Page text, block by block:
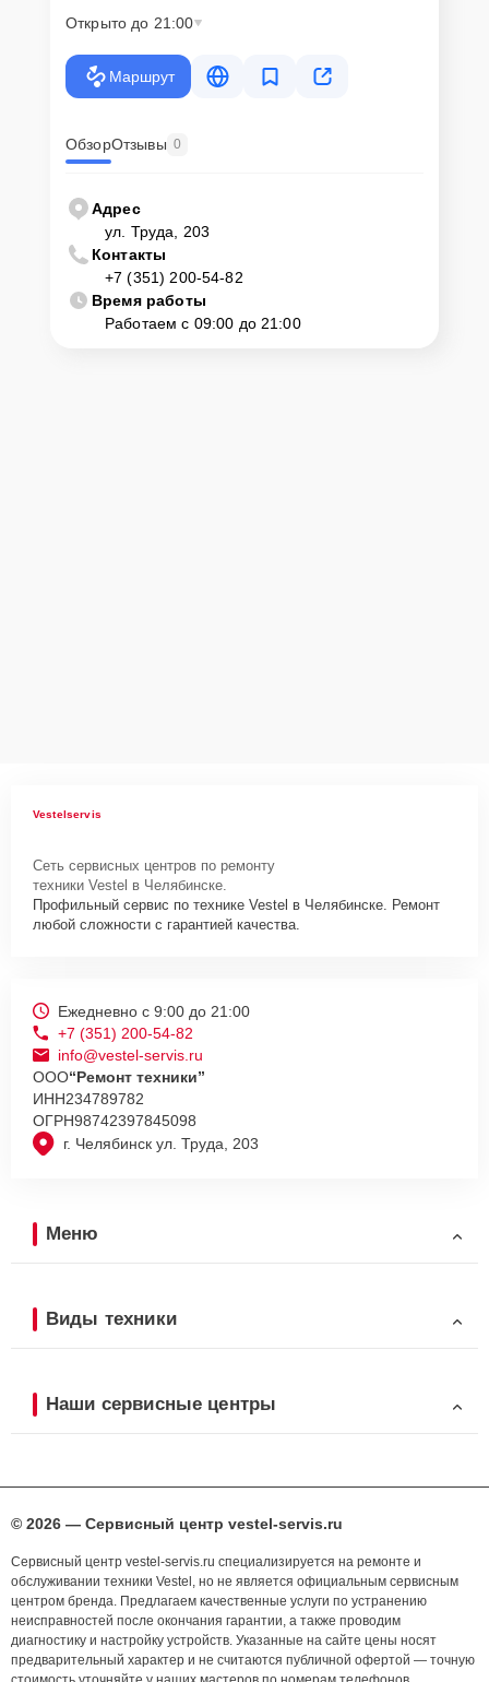
Открыто до 21:00
Маршрут
ОбзорОтзывы 0
Адрес
ул. Труда, 203
Контакты
+7 (351) 200-54-82
Время работы
Работаем с 09:00 до 21:00
Vestelservis
Сеть сервисных центров по ремонту
техники Vestel в Челябинске.
Профильный сервис по технике Vestel в Челябинске. Ремонт
любой сложности с гарантией качества.
г. Челябинск ул. Труда, 203
Ежедневно с 9:00 до 21:00
+7 (351) 200-54-82
info@vestel-servis.ru
ООО“Ремонт техники”
ИНН234789782
ОГРН98742397845098
Меню
Виды техники
Наши сервисные центры
© 2026 — Сервисный центр vestel-servis.ru
Сервисный центр vestel-servis.ru специализируется на ремонте и
обслуживании техники Vestel, но не является официальным сервисным
центром бренда. Предлагаем качественные услуги по устранению
неисправностей после окончания гарантии, а также проводим
диагностику и настройку устройств. Указанные на сайте цены носят
предварительный характер и не считаются публичной офертой — точную